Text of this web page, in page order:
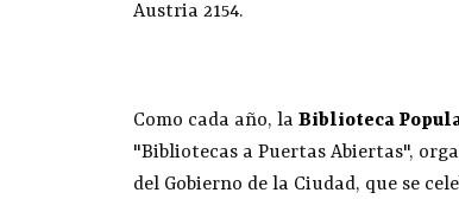
Austria 2154.
Como cada año, la Biblioteca
"Bibliotecas a Puertas Abiertas",
del Gobierno de la Ciudad, que se